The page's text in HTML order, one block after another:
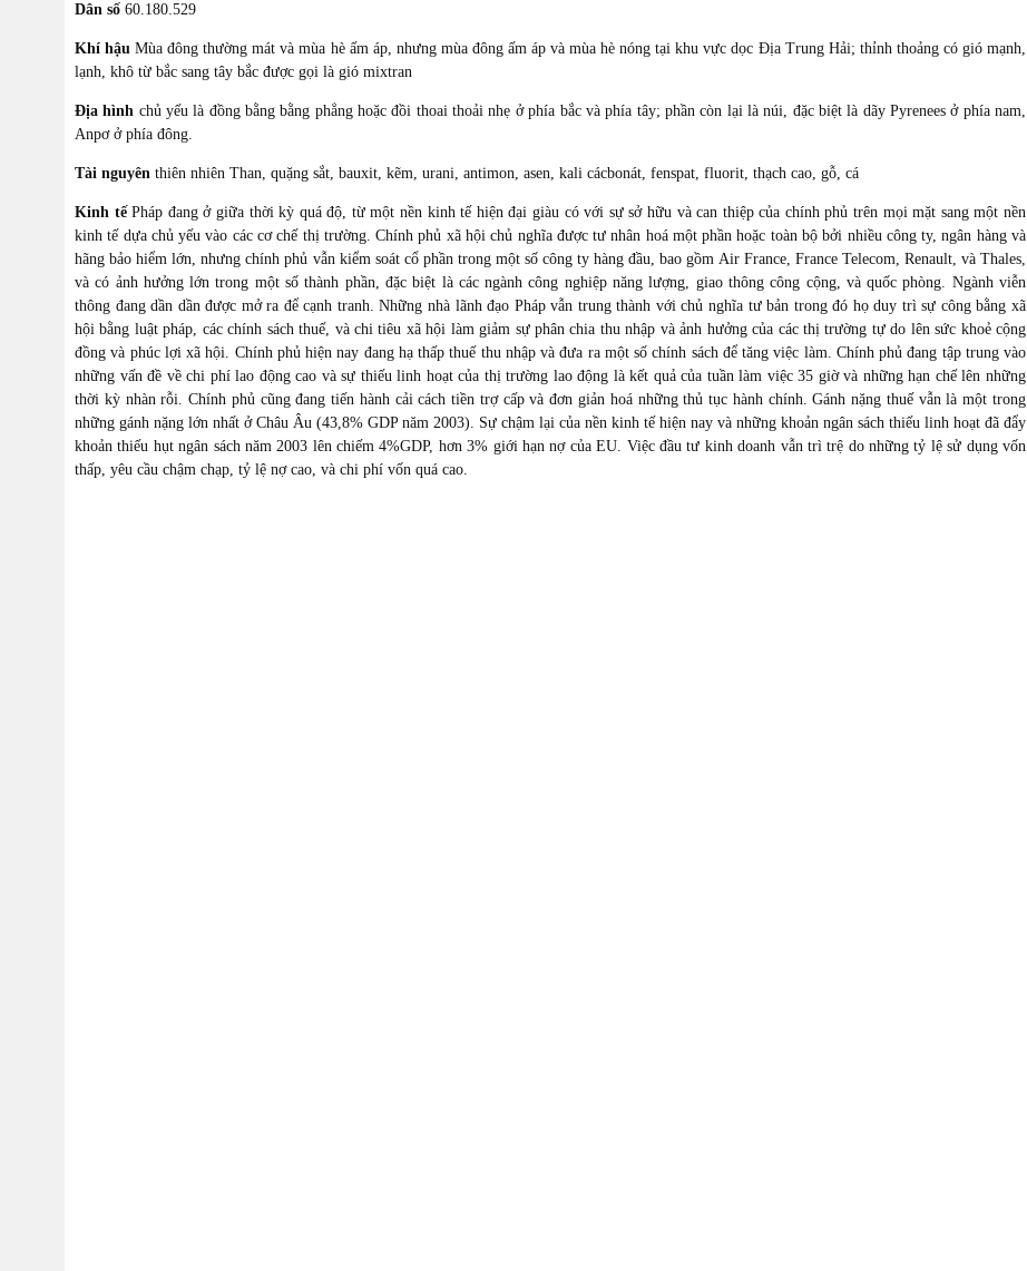
Dân số 60.180.529
Khí hậu Mùa đông thường mát và mùa hè ấm áp, nhưng mùa đông ấm áp và mùa hè nóng tại khu vực dọc Địa Trung Hải; thỉnh thoảng có gió mạnh,
lạnh, khô từ bắc sang tây bắc được gọi là gió mixtran
Địa hình chủ yếu là đồng bằng bằng phẳng hoặc đồi thoai thoải nhẹ ở phía bắc và phía tây; phần còn lại là núi, đặc biệt là dãy Pyrenees ở phía nam,
Anpơ ở phía đông.
Tài nguyên thiên nhiên Than, quặng sắt, bauxit, kẽm, urani, antimon, asen, kali cácbonát, fenspat, fluorit, thạch cao, gỗ, cá
Kinh tếPháp đang ở giữa thời kỳ quá độ, từ một nền kinh tế hiện đại giàu có với sự sở hữu và can thiệp của chính phủ trên mọi mặt sang một nền
kinh tế dựa chủ yếu vào các cơ chế thị trường. Chính phủ xã hội chủ nghĩa được tư nhân hoá một phần hoặc toàn bộ bởi nhiều công ty, ngân hàng và
hãng bảo hiểm lớn, nhưng chính phủ vẫn kiểm soát cổ phần trong một số công ty hàng đầu, bao gồm Air France, France Telecom, Renault, và Thales,
và có ảnh hưởng lớn trong một số thành phần, đặc biệt là các ngành công nghiệp năng lượng, giao thông công cộng, và quốc phòng. Ngành viễn
thông đang dần dần được mở ra để cạnh tranh. Những nhà lãnh đạo Pháp vẫn trung thành với chủ nghĩa tư bản trong đó họ duy trì sự công bằng xã
hội bằng luật pháp, các chính sách thuế, và chi tiêu xã hội làm giảm sự phân chia thu nhập và ảnh hưởng của các thị trường tự do lên sức khoẻ cộng
đồng và phúc lợi xã hội. Chính phủ hiện nay đang hạ thấp thuế thu nhập và đưa ra một số chính sách để tăng việc làm. Chính phủ đang tập trung vào
những vấn đề về chi phí lao động cao và sự thiếu linh hoạt của thị trường lao động là kết quả của tuần làm việc 35 giờ và những hạn chế lên những
thời kỳ nhàn rỗi. Chính phủ cũng đang tiến hành cải cách tiền trợ cấp và đơn giản hoá những thủ tục hành chính. Gánh nặng thuế vẫn là một trong
những gánh nặng lớn nhất ở Châu Âu (43,8% GDP năm 2003). Sự chậm lại của nền kinh tế hiện nay và những khoản ngân sách thiếu linh hoạt đã đẩy
khoản thiếu hụt ngân sách năm 2003 lên chiếm 4%GDP, hơn 3% giới hạn nợ của EU. Việc đầu tư kinh doanh vẫn trì trệ do những tỷ lệ sử dụng vốn
thấp, yêu cầu chậm chạp, tỷ lệ nợ cao, và chi phí vốn quá cao.